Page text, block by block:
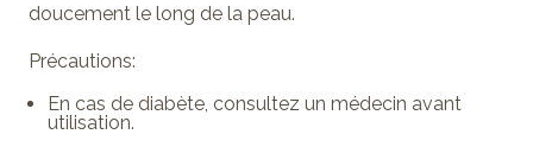
doucement le long de la peau.
Précautions:
En cas de diabète, consultez un médecin avant
utilisation.